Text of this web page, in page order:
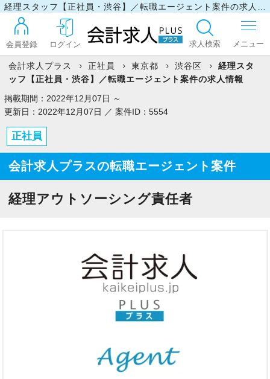
会員登録 ログイン 求人検索
ログイン
今すぐ会員登録
PC版サイトを見る
会計求人プラス 正社員 東京都 渋谷区
経理スタ
ッフ【正社員・渋谷】／転職エージェント案件の求人情報
掲載期間：2022年12月07日 ～
更新日：2022年12月07日 ／ 案件ID：5554
正社員
会計求人プラスの転職エージェント案件
経理アウトソーシング責任者